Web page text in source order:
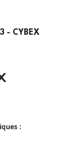
- CYBEX
: